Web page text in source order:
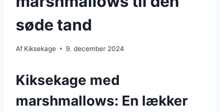
søde tand
Af Kiksekage 9. december 2024
Kiksekage med
marshmallows: En lækker